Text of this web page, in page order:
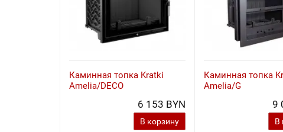
Каминная топка Kratki
Amelia/DECO
6 153 BYN
В корзину
Каминная топка
Amelia/G
9
В